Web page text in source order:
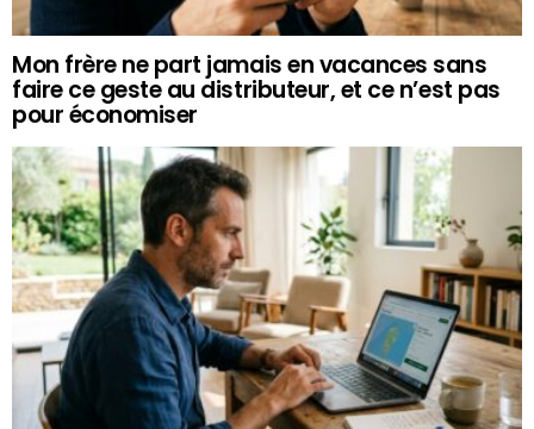
Mon frère ne part jamais en vacances sans
faire ce geste au distributeur, et ce n’est pas
pour économiser